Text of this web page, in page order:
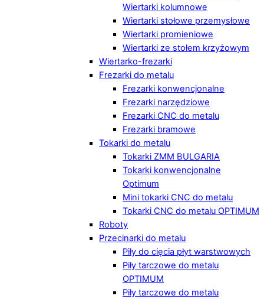
Wiertarki kolumnowe
Wiertarki stołowe przemysłowe
Wiertarki promieniowe
Wiertarki ze stołem krzyżowym
Wiertarko-frezarki
Frezarki do metalu
Frezarki konwencjonalne
Frezarki narzędziowe
Frezarki CNC do metalu
Frezarki bramowe
Tokarki do metalu
Tokarki ZMM BULGARIA
Tokarki konwencjonalne
Optimum
Mini tokarki CNC do metalu
Tokarki CNC do metalu OPTIMUM
Roboty
Przecinarki do metalu
Piły do cięcia płyt warstwowych
Piły tarczowe do metalu
OPTIMUM
Piły tarczowe do metalu